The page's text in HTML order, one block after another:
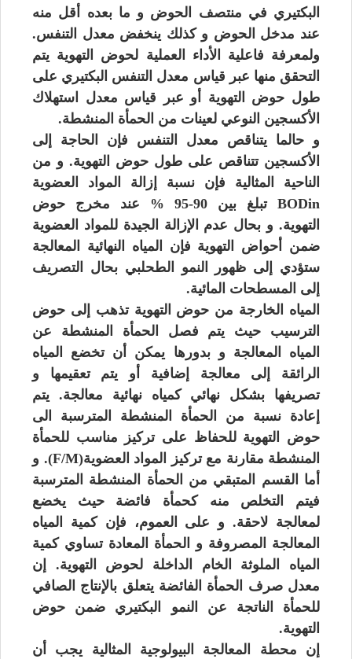
البكتيري في منتصف الحوض و ما بعده أقل منه
عند مدخل الحوض و كذلك ينخفض معدل التنفس.
ولمعرفة فاعلية الأداء العملية لحوض التهوية يتم
التحقق منها عبر قياس معدل التنفس البكتيري على
طول حوض التهوية أو عبر قياس معدل استهلاك
الأكسجين النوعي لعينات من الحمأة المنشطة.
و حالما يتناقص معدل التنفس فإن الحاجة إلى
الأكسجين تتناقص على طول حوض التهوية. و من
الناحية المثالية فإن نسبة إزالة المواد العضوية
BODin تبلغ بين 90-95 % عند مخرج حوض
التهوية. و بحال عدم الإزالة الجيدة للمواد العضوية
ضمن أحواض التهوية فإن المياه النهائية المعالجة
ستؤدي إلى ظهور النمو الطحلبي بحال التصريف
إلى المسطحات المائية.
المياه الخارجة من حوض التهوية تذهب إلى حوض
الترسيب حيث يتم فصل الحمأة المنشطة عن
المياه المعالجة و بدورها يمكن أن تخضع المياه
الرائقة إلى معالجة إضافية أو يتم تعقيمها و
تصريفها بشكل نهائي كمياه نهائية معالجة. يتم
إعادة نسبة من الحمأة المنشطة المترسبة الى
حوض التهوية للحفاظ على تركيز مناسب للحمأة
المنشطة مقارنة مع تركيز المواد العضوية(F/M). و
أما القسم المتبقي من الحمأة المنشطة المترسبة
فيتم التخلص منه كحمأة فائضة حيث يخضع
لمعالجة لاحقة. و على العموم، فإن كمية المياه
المعالجة المصروفة و الحمأة المعادة تساوي كمية
المياه الملوثة الخام الداخلة لحوض التهوية. إن
معدل صرف الحمأة الفائضة يتعلق بالإنتاج الصافي
للحمأة الناتجة عن النمو البكتيري ضمن حوض
التهوية.
إن محطة المعالجة البيولوجية المثالية يجب أن